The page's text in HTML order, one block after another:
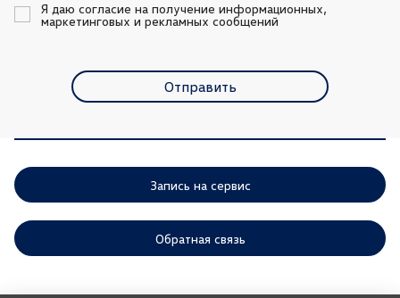
Я даю согласие на получение информационных,
маркетинговых и рекламных сообщений
Отправить
Запись на сервис
Обратная связь